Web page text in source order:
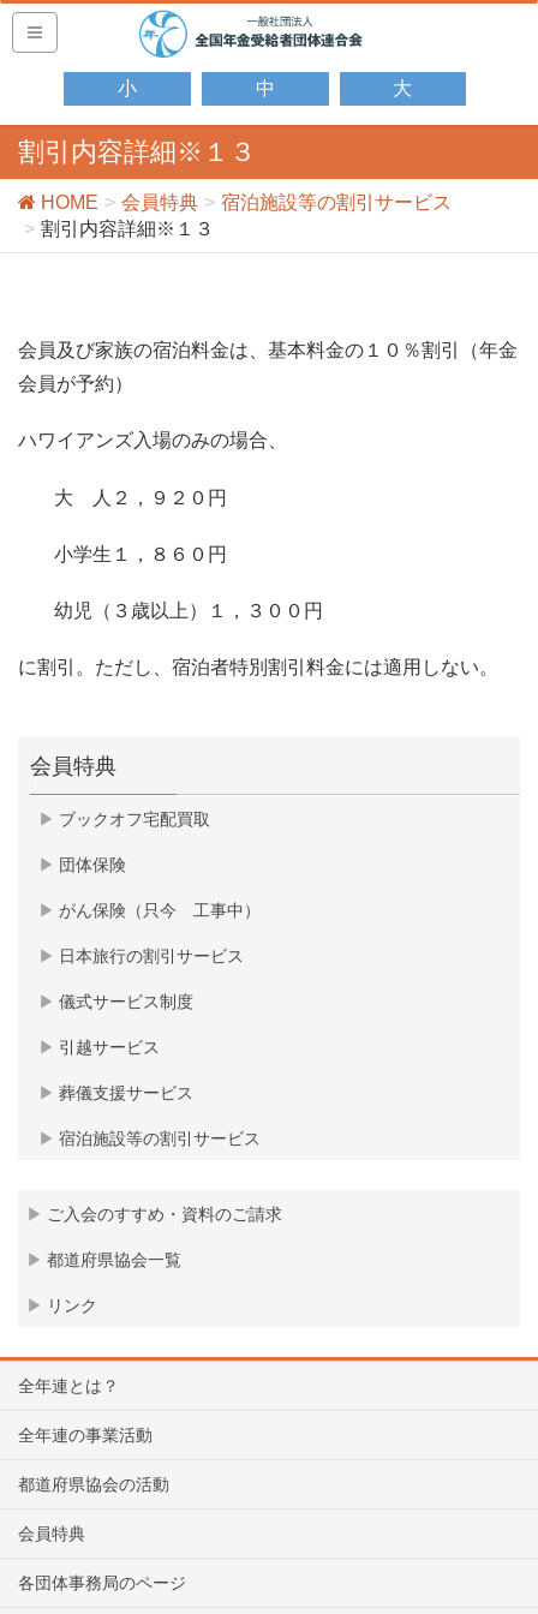
小 中 大
割引内容詳細※１３
HOME 会員特典
宿泊施設等の割引サービス
割引内容詳細※１３
会員及び家族の宿泊料金は、基本料金の１０％割引（年金
会員が予約）
ハワイアンズ入場のみの場合、
大 人２，９２０円
小学生１，８６０円
幼児（３歳以上）１，３００円
に割引。ただし、宿泊者特別割引料金には適用しない。
会員特典
ブックオフ宅配買取
団体保険
がん保険（只今 工事中）
日本旅行の割引サービス
儀式サービス制度
引越サービス
葬儀支援サービス
宿泊施設等の割引サービス
ご入会のすすめ・資料のご請求
都道府県協会一覧
リンク
全年連とは？
全年連の事業活動
都道府県協会の活動
会員特典
各団体事務局のページ